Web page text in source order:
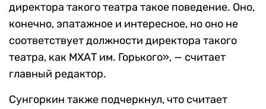
директора такого театра такое поведение. Оно,
конечно, эпатажное и интересное, но оно не
соответствует должности директора такого
театра, как МХАТ им. Горького», — считает
главный редактор.
Сунгоркин также подчеркнул, что считает